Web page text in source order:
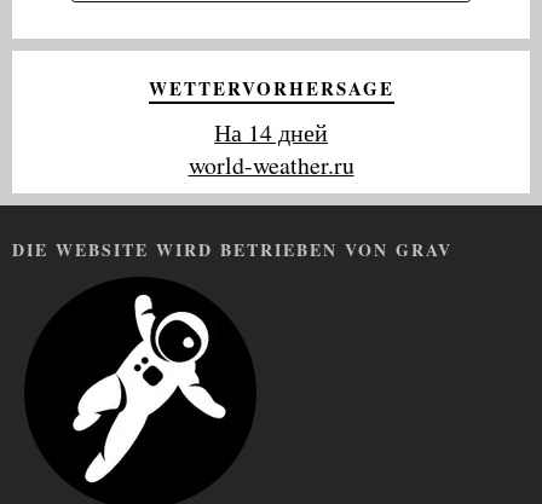
WETTERVORHERSAGE
На 14 дней
world-weather.ru
DIE WEBSITE WIRD BETRIEBEN VON GRAV